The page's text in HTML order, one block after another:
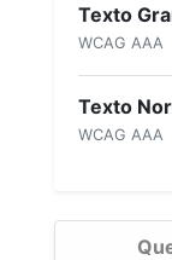
Texto
WCAG AAA
Texto
WCAG AAA